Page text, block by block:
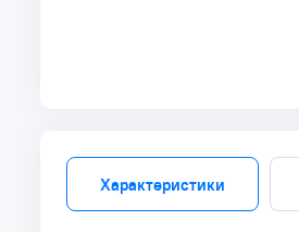
Характеристики